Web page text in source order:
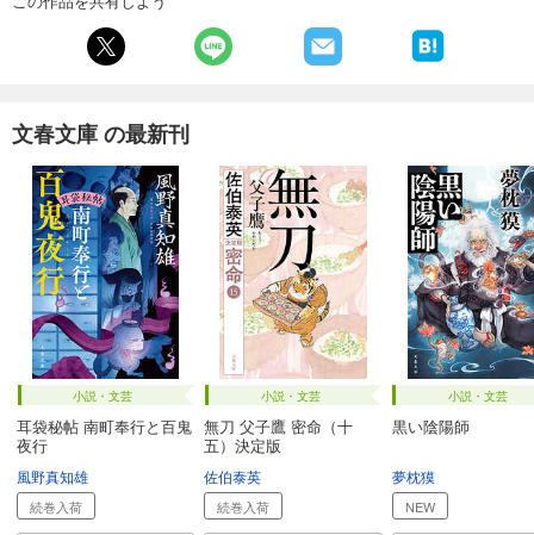
文春文庫 の最新刊
小説・文芸
耳袋秘帖 南町奉行と百鬼
夜行
風野真知雄
続巻入荷
小説・文芸
無刀 父子鷹 密命（十
五）決定版
佐伯泰英
続巻入荷
小説・文芸
黒い陰陽師
夢枕獏
NEW